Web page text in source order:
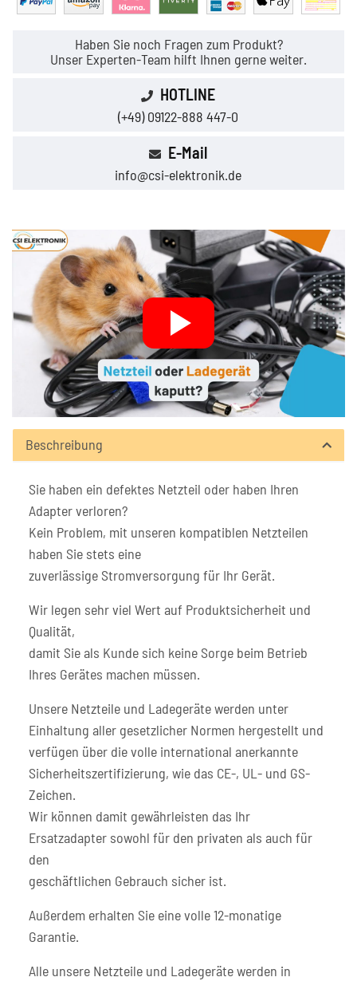
Haben Sie noch Fragen zum Produkt?
Unser Experten-Team hilft Ihnen gerne weiter.
HOTLINE
(+49) 09122-888 447-0
E-Mail
info@csi-elektronik.de
Beschreibung
Sie haben ein defektes Netzteil oder haben Ihren
Adapter verloren?
Kein Problem, mit unseren kompatiblen Netzteilen
haben Sie stets eine
zuverlässige Stromversorgung für Ihr Gerät.
Wir legen sehr viel Wert auf Produktsicherheit und
Qualität,
damit Sie als Kunde sich keine Sorge beim Betrieb
Ihres Gerätes machen müssen.
Unsere Netzteile und Ladegeräte werden unter
Einhaltung aller gesetzlicher Normen hergestellt und
verfügen über die volle international anerkannte
Sicherheitszertifizierung, wie das CE-, UL- und GS-
Zeichen.
Wir können damit gewährleisten das Ihr
Ersatzadapter sowohl für den privaten als auch für
den
geschäftlichen Gebrauch sicher ist.
Außerdem erhalten Sie eine volle 12-monatige
Garantie.
Alle unsere Netzteile und Ladegeräte werden in